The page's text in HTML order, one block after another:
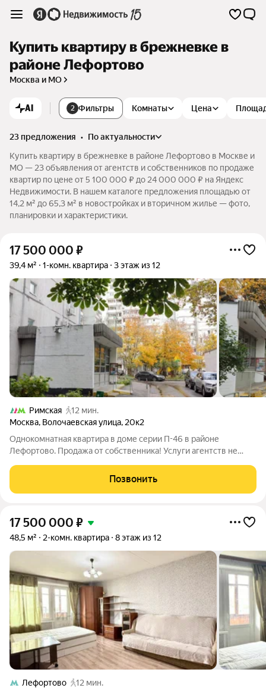
Купить квартиру в брежневке в
районе Лефортово
Москва и МО
AI 2 Фильтры Комнаты Цена
23 предложения •
по актуальности
Купить квартиру в брежневке в районе Лефортово в Москве и
МО — 23 объявления от агентств и собственников по продаже
квартир по цене от 5 100 000 ₽ до 24 000 000 ₽ на Яндекс
Недвижимости. В нашем каталоге предложения площадью от
14,2 м² до 65,3 м² в новостройках и вторичном жилье — фото,
планировки и характеристики.
17 500 000 ₽
39,4 м² 1-комн. квартира 3 этаж из 12
Римская
12 мин.
Москва, Волочаевская улица, 20к2
Однокомнатная квартира в доме серии П-46 в районе
Лефортово. Продажа от собственника! Услуги агентств не
площадью 39,4 м с удачной планировкой в районе -
Лефортово. Продается не только квартира, но и
Позвонить
17 500 000 ₽
48,5 м² 2-комн. квартира 8 этаж из 12
Лефортово
12 мин.